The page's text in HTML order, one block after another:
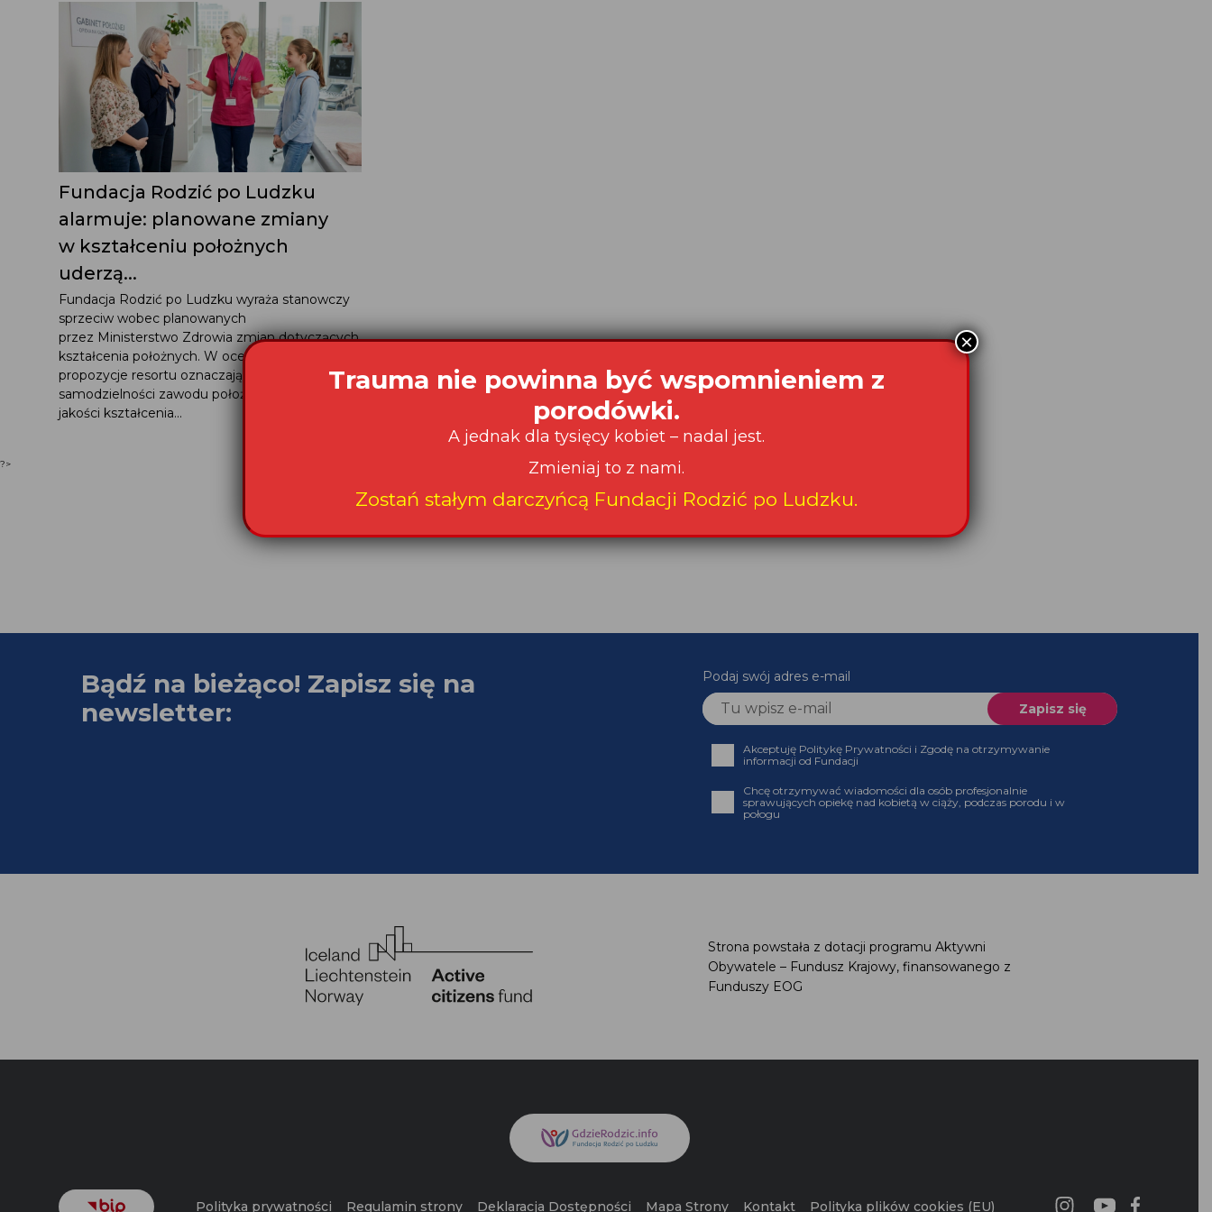
Fundacja Rodzić po Ludzku
alarmuje: planowane zmiany
w kształceniu położnych
uderzą...
Fundacja Rodzić po Ludzku wyraża stanowczy
sprzeciw wobec planowanych
przez Ministerstwo Zdrowia zmian dotyczących
kształcenia położnych. W ocenie Fundacji
propozycje resortu oznaczają osłabienie
samodzielności zawodu położnej, degradację
jakości kształcenia...
?>
Bądź na bieżąco! Zapisz się na
newsletter:
Podaj swój adres e-mail
Akceptuję Politykę Prywatności i Zgodę na otrzymywanie
informacji od Fundacji
Chcę otrzymywać wiadomości dla osób profesjonalnie
sprawujących opiekę nad kobietą w ciąży, podczas porodu i w
połogu
Strona powstała z dotacji programu Aktywni
Obywatele – Fundusz Krajowy, finansowanego z
Funduszy EOG
Polityka prywatności Regulamin strony Deklaracja Dostępności Mapa Strony Kontakt Polityka plików cookies (EU)